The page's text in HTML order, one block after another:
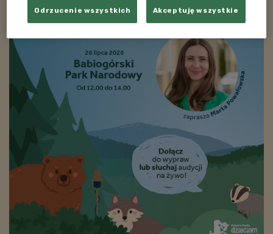
Odrzucenie wszystkich Akceptuję wszystkie